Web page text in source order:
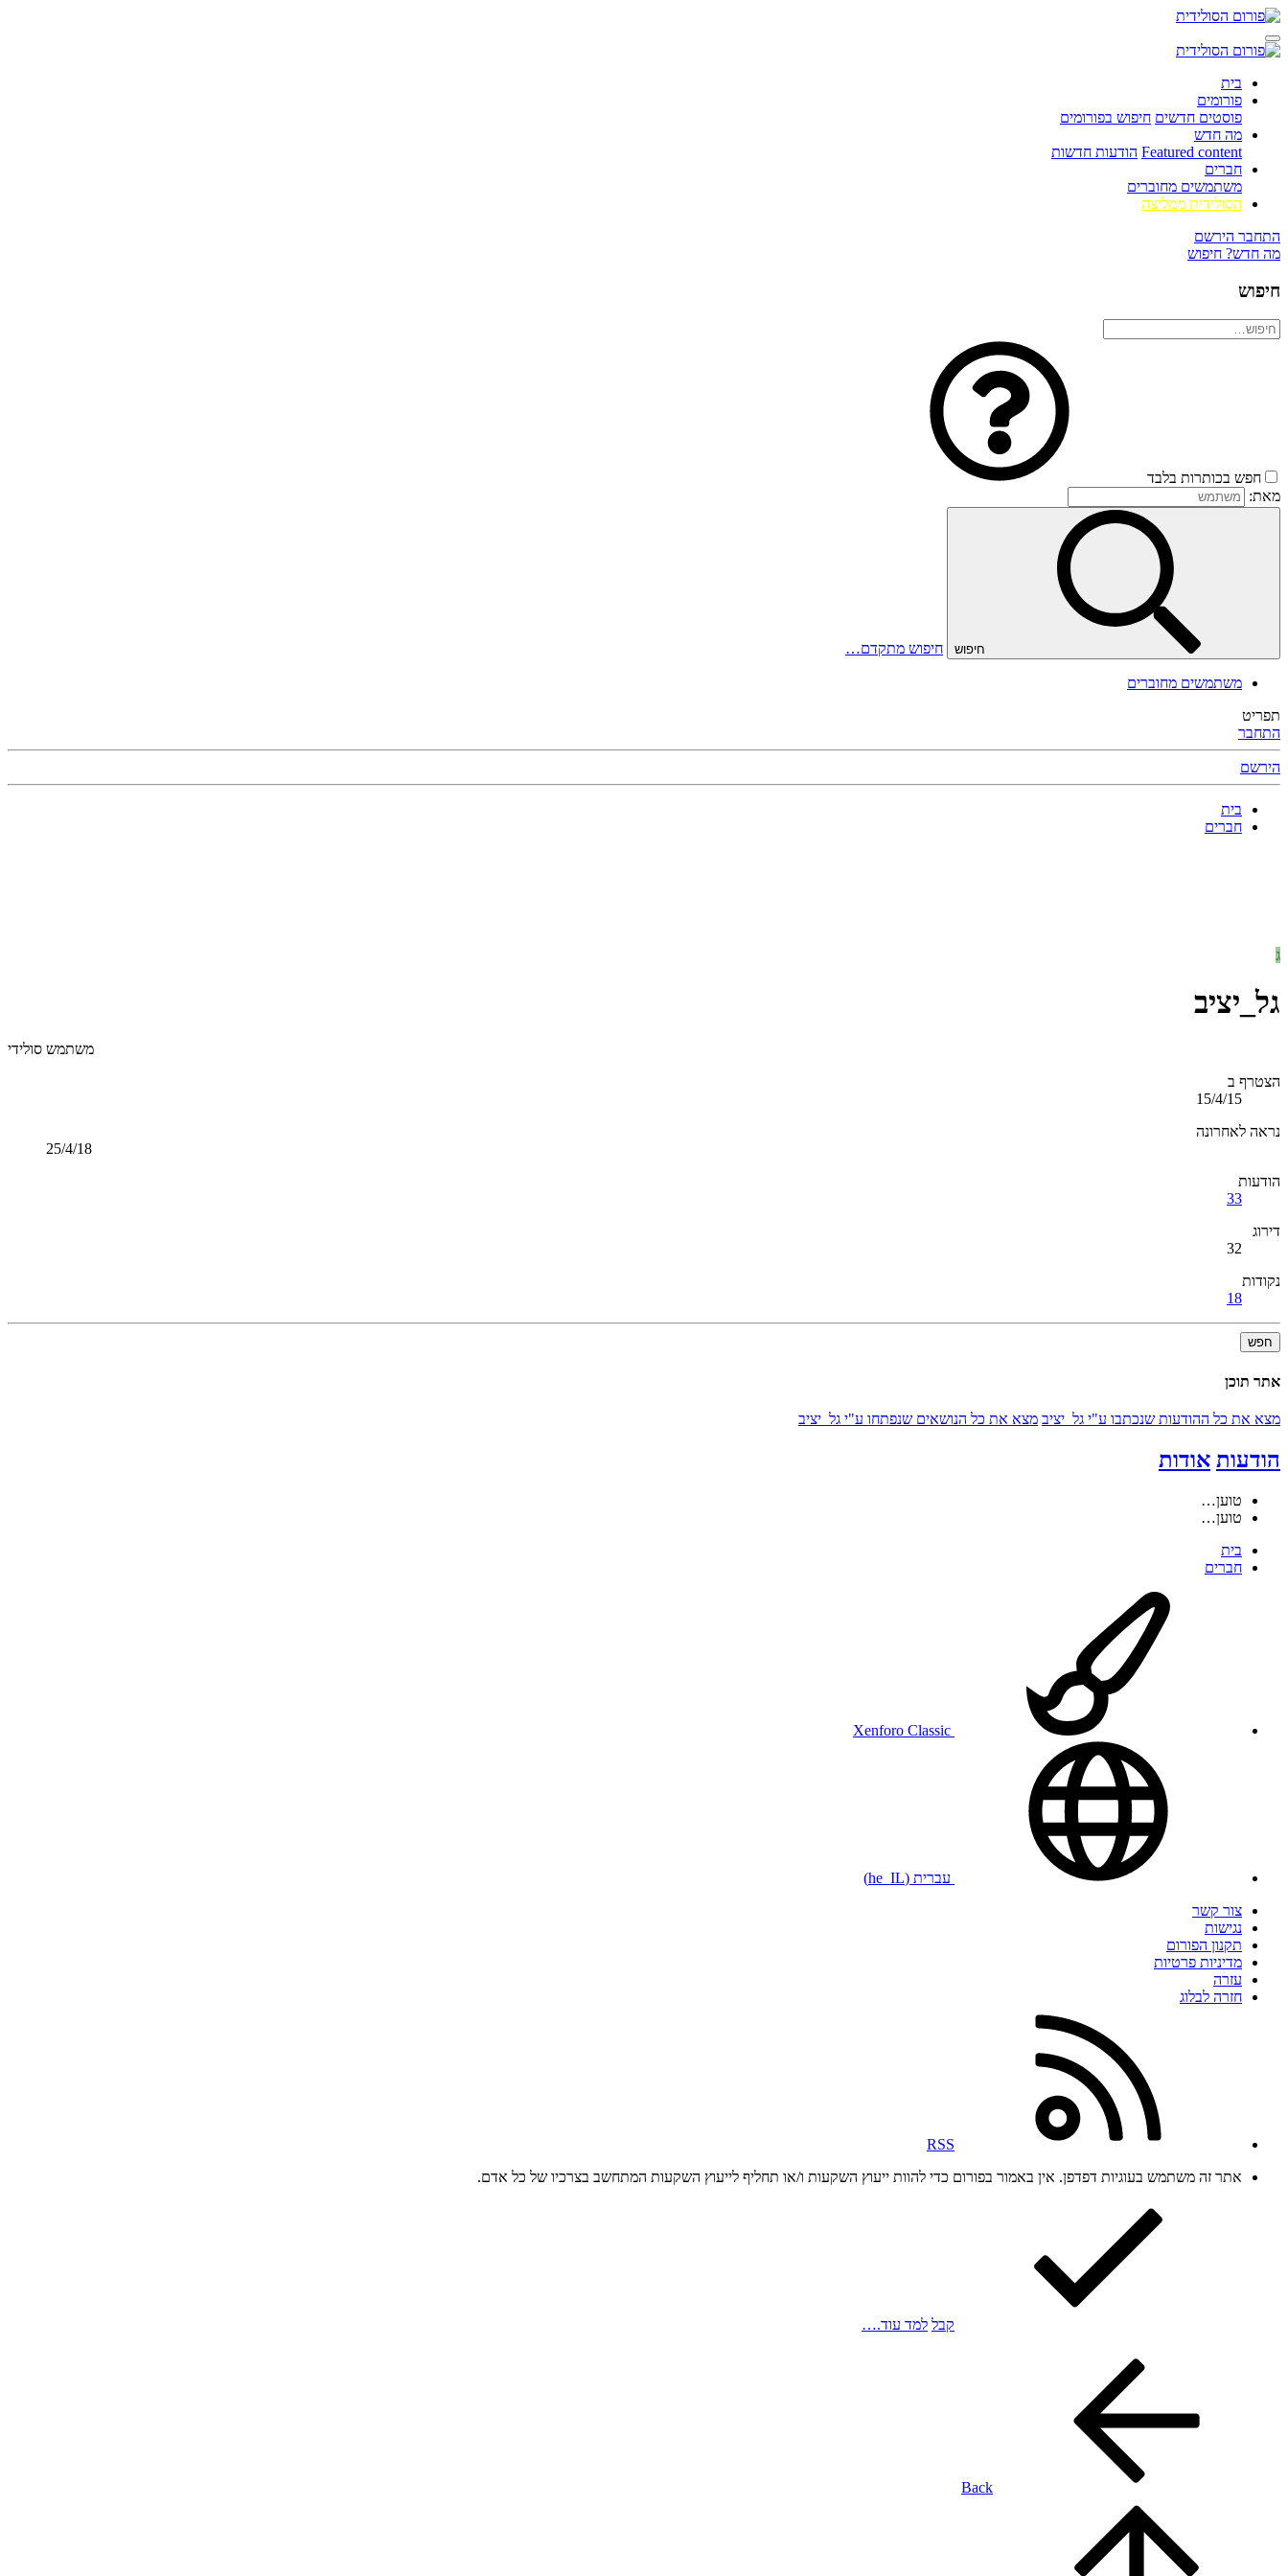
בית
פורומים
פוסטים חדשים חיפוש בפורומים
מה חדש
Featured content הודעות חדשות
חברים
משתמשים מחוברים
הסולידית ממליצה
התחבר הירשם
מה חדש? חיפוש
חיפוש
חפש בכותרות בלבד
מאת:
חיפוש חיפוש מתקדם…
משתמשים מחוברים
תפריט
התחבר
הירשם
בית
חברים
ג
גל_יציב
משתמש סולידי
הצטרף ב
15/4/15
נראה לאחרונה
25/4/18
הודעות
33
דירוג
32
נקודות
18
חפש
אתר תוכן
מצא את כל ההודעות שנכתבו ע"י גל_יציב מצא את כל הנושאים שנפתחו ע"י גל_יציב
הודעות אודות
טוען…
טוען…
בית
חברים
עברית (he_IL)
צור קשר
נגישות
תקנון הפורום
מדיניות פרטיות
עזרה
חזרה לבלוג
RSS
אתר זה משתמש בעוגיות דפדפן. אין באמור בפורום כדי להוות ייעוץ השקעות ו/או תחליף לייעוץ השקעות המתחשב בצרכיו של כל אדם.
קבל למד עוד.…
Back